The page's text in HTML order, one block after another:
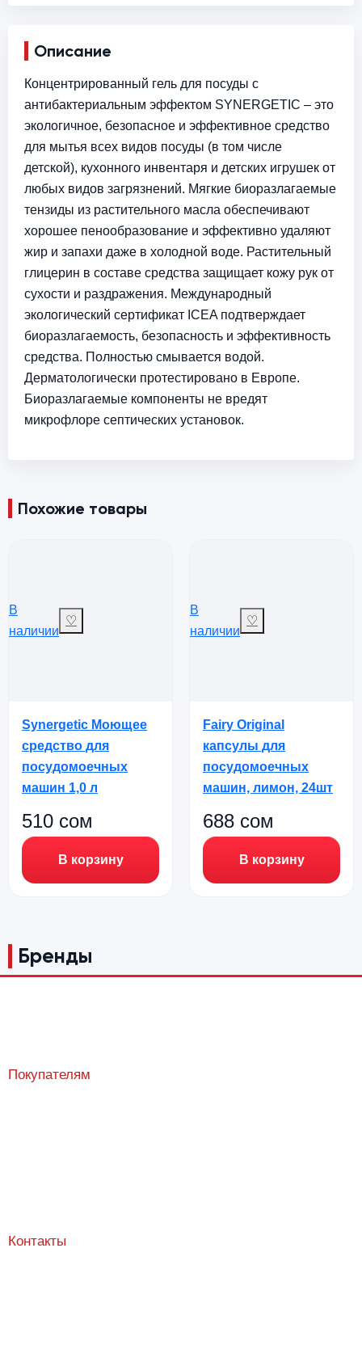
Описание
Концентрированный гель для посуды с
антибактериальным эффектом SYNERGETIC – это
экологичное, безопасное и эффективное средство
для мытья всех видов посуды (в том числе
детской), кухонного инвентаря и детских игрушек от
любых видов загрязнений. Мягкие биоразлагаемые
тензиды из растительного масла обеспечивают
хорошее пенообразование и эффективно удаляют
жир и запахи даже в холодной воде. Растительный
глицерин в составе средства защищает кожу рук от
сухости и раздражения. Международный
экологический сертификат ICEA подтверждает
биоразлагаемость, безопасность и эффективность
средства. Полностью смывается водой.
Дерматологически протестировано в Европе.
Биоразлагаемые компоненты не вредят
микрофлоре септических установок.
Похожие товары
В
наличии
♡
Synergetic Моющее
средство для
посудомоечных
машин 1,0 л
510 сом
В корзину
В
наличии
♡
Fairy Original
капсулы для
посудомоечных
машин, лимон, 24шт
688 сом
В корзину
Бренды
Покупателям
Контакты